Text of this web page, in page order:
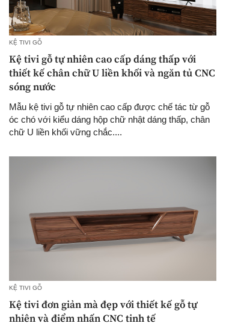
KỆ TIVI GỖ
Kệ tivi gỗ tự nhiên cao cấp dáng thấp với
thiết kế chân chữ U liền khối và ngăn tủ CNC
sóng nước
Mẫu kệ tivi gỗ tự nhiên cao cấp được chế tác từ gỗ
óc chó với kiểu dáng hộp chữ nhật dáng thấp, chân
chữ U liền khối vững chắc....
KỆ TIVI GỖ
Kệ tivi đơn giản mà đẹp với thiết kế gỗ tự
nhiên và điểm nhấn CNC tinh tế